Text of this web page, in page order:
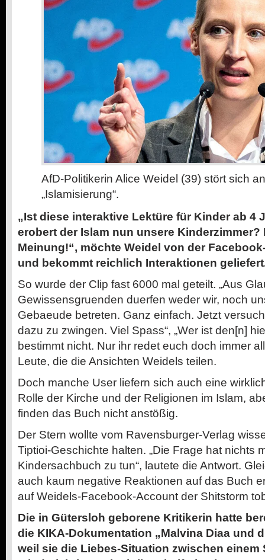
AfD-Politikerin Alice Weidel (39) stört sich
„Islamisierung“.
„Ist diese interaktive Lektüre für Kinder ab 4
erobert der Islam nun unsere Kinderzimmer?
Meinung!“, möchte Weidel von der
und bekommt reichlich Interaktionen
So wurde der Clip fast 6000 mal geteilt. „Aus
Gewissensgruenden duerfen weder wir, noch
Gebaeude betreten. Ganz einfach. Jetzt
dazu zu zwingen. Viel Spass“, „Wer ist den[n]
bestimmt nicht. Nur ihr redet euch doch immer
Leute, die die Ansichten Weidels teilen.
Doch manche User liefern sich auch eine
Rolle der Kirche und der Religionen im Islam,
finden das Buch nicht anstößig.
Der Stern wollte vom Ravensburger-Verlag
Tiptioi-Geschichte halten. „Die Frage hat nichts
Kindersachbuch zu tun“, lautete die Antwort.
auch kaum negative Reaktionen auf das Buch
auf Weidels-Facebook-Account der Shitstorm
Die in Gütersloh geborene Kritikerin hatte
die KIKA-Dokumentation „Malvina Diaa und
weil sie die Liebes-Situation zwischen einem